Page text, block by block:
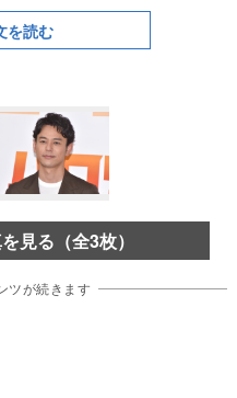
を読む
見る（全3枚）
ツが続きます